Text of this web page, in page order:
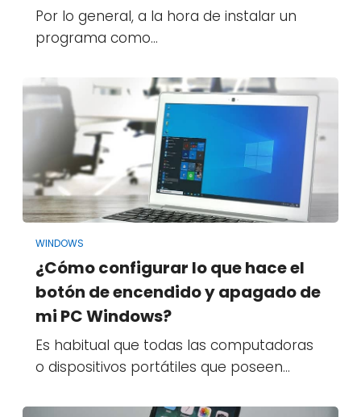
Por lo general, a la hora de instalar un
programa como…
WINDOWS
¿Cómo configurar lo que hace el
botón de encendido y apagado de
mi PC Windows?
Es habitual que todas las computadoras
o dispositivos portátiles que poseen…